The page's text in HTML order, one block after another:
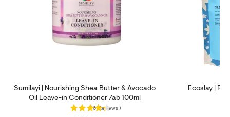
Sumilayi | Nourishing Shea Butter & Avocado
Oil Leave-in Conditioner /ab 100ml
61 Reviews )
Ecoslay |